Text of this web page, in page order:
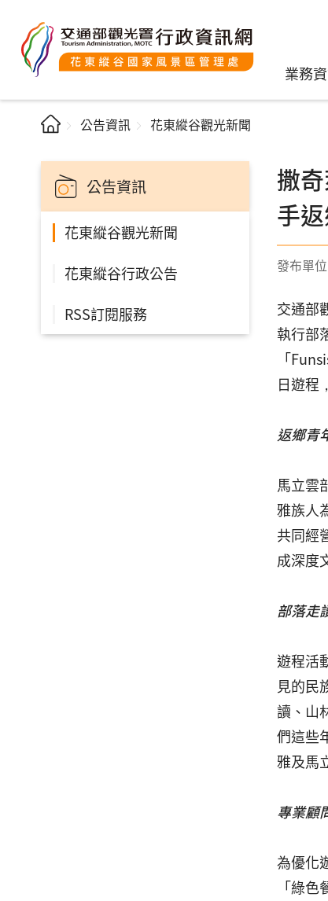
業務
公告資訊 花東縱谷觀光新聞
公告資訊
花東縱谷觀光新聞
花東縱谷行政公告
RSS訂閱服務
撒
手
發布單位
交通部
執行部
「
日遊程
返鄉青
馬立雲
雅族人
共同經
成深度
部落走
遊程活
見的民
讀、山
們這些
雅及馬
專業顧
為優化
「綠